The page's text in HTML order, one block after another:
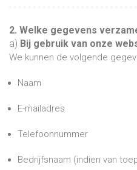
2. Welke gegevens
a) Bij gebruik van onze
We kunnen de volgende
Naam
E-mailadres
Telefoonnummer
Bedrijfsnaam (indien van